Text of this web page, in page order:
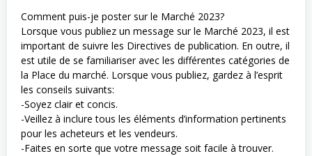
Comment puis-je poster sur le Marché 2023?
Lorsque vous publiez un message sur le Marché 2023, il est
important de suivre les Directives de publication. En outre, il
est utile de se familiariser avec les différentes catégories de
la Place du marché. Lorsque vous publiez, gardez à l’esprit
les conseils suivants:
-Soyez clair et concis.
-Veillez à inclure tous les éléments d’information pertinents
pour les acheteurs et les vendeurs.
-Faites en sorte que votre message soit facile à trouver.